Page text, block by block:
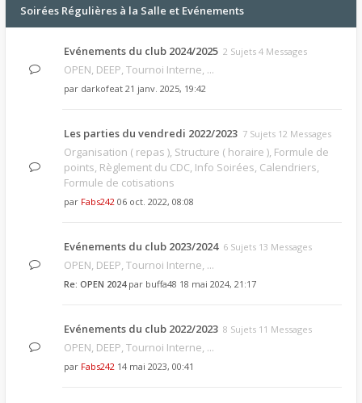
Soirées Régulières à la Salle et Evénements
Evénements du club 2024/2025 2 Sujets 4 Messages
OPEN, DEEP, Tournoi Interne, ...
par darkofeat 21 janv. 2025, 19:42
Les parties du vendredi 2022/2023 7 Sujets 12 Messages
Organisation ( repas ), Structure ( horaire ), Formule de
points, Règlement du CDC, Info Soirées, Calendriers,
Formule de cotisations
par Fabs242 06 oct. 2022, 08:08
Evénements du club 2023/2024 6 Sujets 13 Messages
OPEN, DEEP, Tournoi Interne, ...
Re: OPEN 2024par buffa48 18 mai 2024, 21:17
Evénements du club 2022/2023 8 Sujets 11 Messages
OPEN, DEEP, Tournoi Interne, ...
par Fabs242 14 mai 2023, 00:41